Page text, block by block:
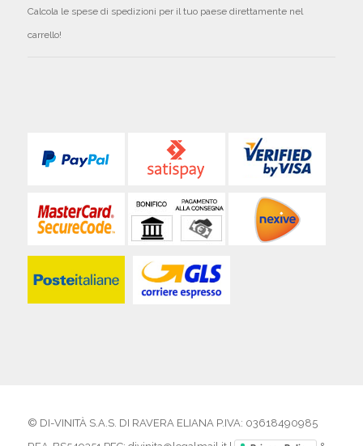
Calcola le spese di spedizioni per il tuo paese direttamente nel
carrello!
© DI-VINITÀ S.A.S. DI RAVERA ELIANA P.IVA: 03618490985